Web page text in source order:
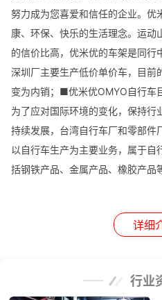
努力成为您喜爱和信任的企业。优
康、环保、快乐的生活理念。运动
的信价比高，优米优的车架是同
深圳厂主要生产低价单价车，目前
变为内销；■优米优OMYO自行车
为了应对国际环境的变化，保持行
持续发展，台湾自行车厂和零部
以自行车生产为主要业务，属于自
括钢铁产品、金属产品、橡胶产品
详细
行业